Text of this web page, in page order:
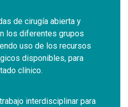
de cirugía abierta y
los diferentes grupos
uso de los recursos
disponibles, para
clínico.
interdisciplinar para